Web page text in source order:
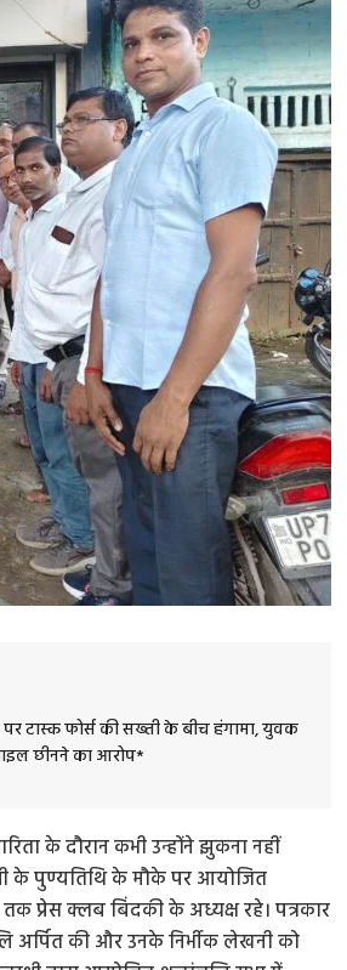
टास्क फोर्स की सख्ती के बीच हंगामा, युवक
छीनने का आरोप*
के दौरान कभी उन्होंने झुकना नहीं
के पुण्यतिथि के मौके पर आयोजित
प्रेस क्लब बिंदकी के अध्यक्ष रहे। पत्रकार
अर्पित की और उनके निर्भीक लेखनी को